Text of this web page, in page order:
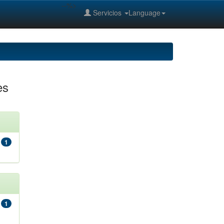
Language
Servicios
--%>
1
1